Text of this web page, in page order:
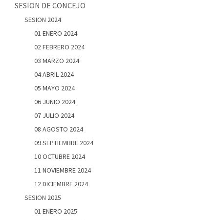
SESION DE CONCEJO
SESION 2024
01 ENERO 2024
02 FEBRERO 2024
03 MARZO 2024
04 ABRIL 2024
05 MAYO 2024
06 JUNIO 2024
07 JULIO 2024
08 AGOSTO 2024
09 SEPTIEMBRE 2024
10 OCTUBRE 2024
11 NOVIEMBRE 2024
12 DICIEMBRE 2024
SESION 2025
01 ENERO 2025